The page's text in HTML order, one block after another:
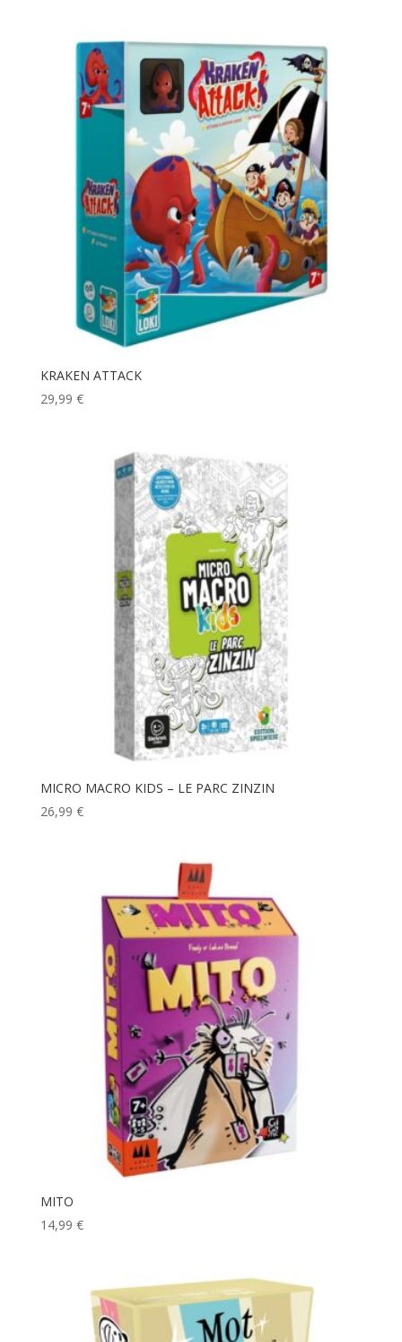
KRAKEN ATTACK
29,99 €
MICRO MACRO KIDS – LE PARC ZINZIN
26,99 €
MITO
14,99 €